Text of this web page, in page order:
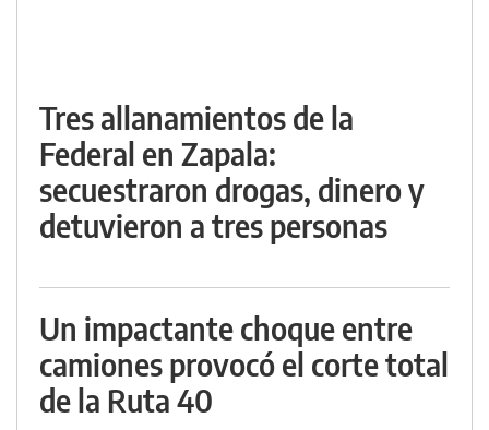
Tres allanamientos de la
Federal en Zapala:
secuestraron drogas, dinero y
detuvieron a tres personas
Un impactante choque entre
camiones provocó el corte total
de la Ruta 40